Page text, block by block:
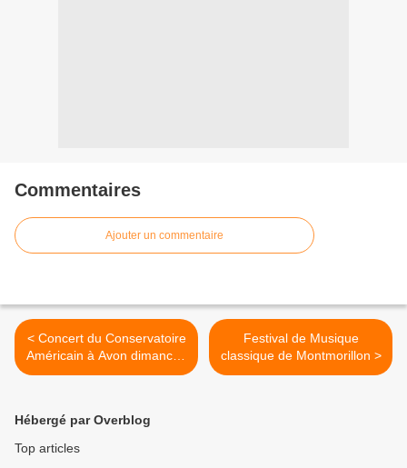
Commentaires
Ajouter un commentaire
< Concert du Conservatoire
Américain à Avon dimanche
24 Juillet
Festival de Musique
classique de Montmorillon >
Hébergé par Overblog
Top articles